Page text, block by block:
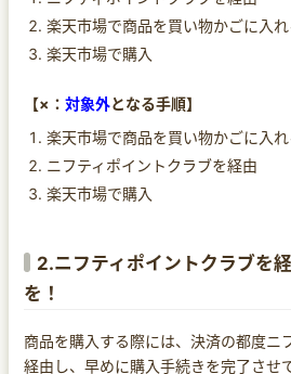
楽天市場で商品を買い物かごに入れ
楽天市場で購入
【×： 対象外となる手順】
楽天市場で商品を買い物かごに入れ
ニフティポイントクラブを経由
楽天市場で購入
2.ニフティポイントクラブを
を！
商品を購入する際には、決済の都度ニ
経由し、早めに購入手続きを完了させ